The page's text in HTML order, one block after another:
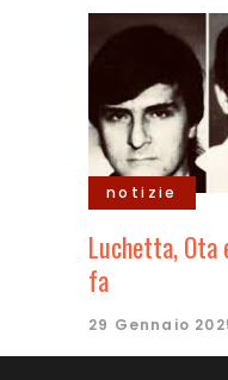
notizie
Luchetta, Ota
fa
29 Gennaio